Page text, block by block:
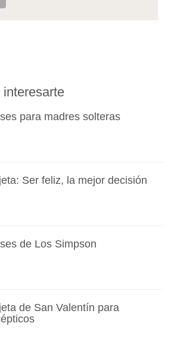
interesarte
para madres solteras
Ser feliz, la mejor decisión
de Los Simpson
de San Valentín para